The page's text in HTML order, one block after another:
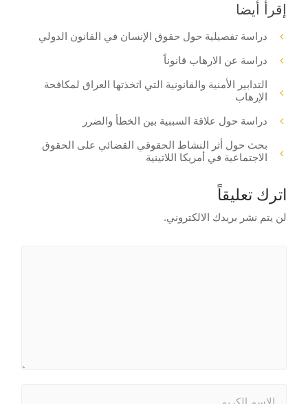
إقرأ أيضا
دراسة تفصيلية حول حقوق الإنسان في القانون الدولي
دراسة عن الارهاب قانوناً
التدابير الأمنية والقانونية التي اتخذتها العراق لمكافحة
الإرهاب
دراسة حول علاقة السببية بين الخطأ والضرر
بحث حول أثر النشاط الحقوقي القضائي على الحقوق
الاجتماعية في أمريكا اللاتينية
اترك تعليقاً
لن يتم نشر بريدك الالكتروني.